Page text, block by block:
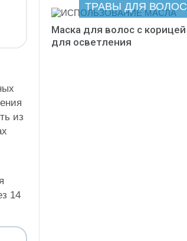
из
14
ТРАВЫ ДЛЯ ВОЛОС
Маска для волос с корицей
для осветления